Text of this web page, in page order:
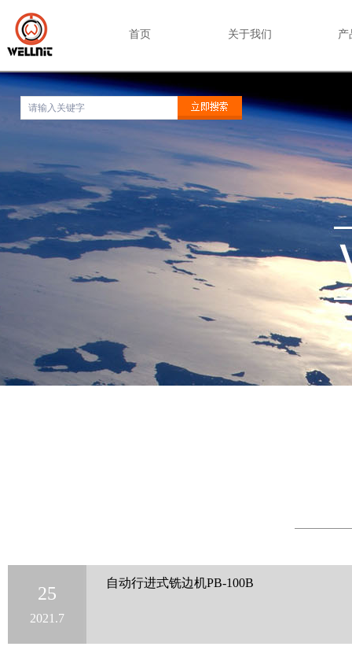
首页 关于我们 产
25
2021.7
自动行进式铣边机PB-100B